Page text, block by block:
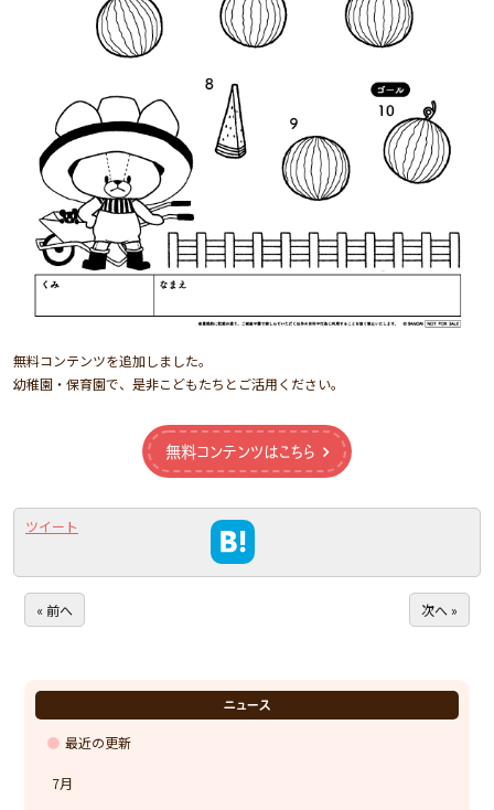
無料コンテンツを追加しました。
幼稚園・保育園で、是非こどもたちとご活用ください。
無料コンテンツはこちら
ツイート
« 前へ 次へ »
ニュース
最近の更新
7月